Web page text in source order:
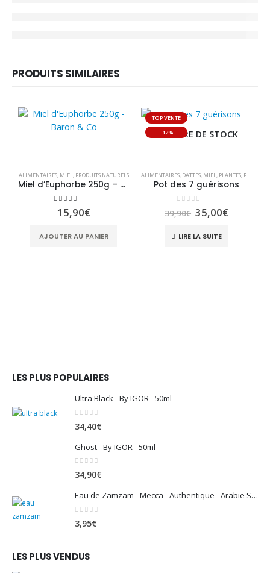
PRODUITS SIMILAIRES
ALIMENTAIRES, MIEL, PRODUITS NATURELS
Miel d’Euphorbe 250g – Baron & Co
4.50 sur 5
15,90€
AJOUTER AU PANIER
TOP VENTE
-12%
RUPTURE DE STOCK
ALIMENTAIRES, DATTES, MIEL, PLANTES, PRODUITS DIVERS
Pot des 7 guérisons
sur 5
39,90€ Le
prix
initial
était :
35,00€Le
LIRE LA SUITE
LES PLUS POPULAIRES
Ultra Black - By IGOR - 50ml
34,40€
Ghost - By IGOR - 50ml
0 sur 5
34,90€
Eau de Zamzam - Mecca - Authentique - Arabie Saoudite - 500 ml
3,95€
LES PLUS VENDUS